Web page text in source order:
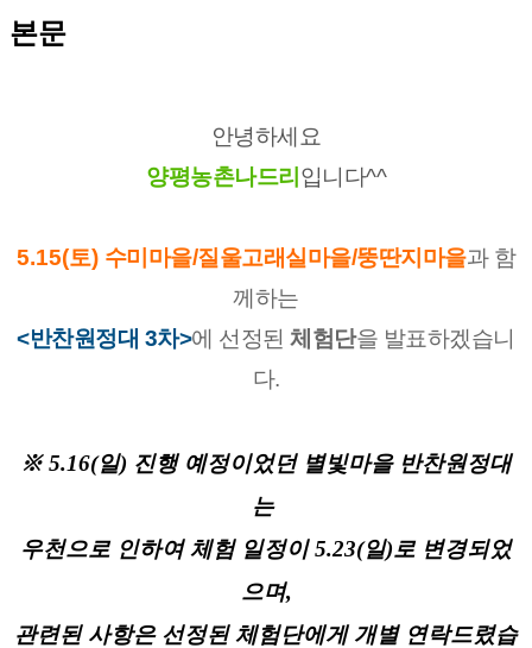
본문
안녕하세요
양평농촌나드리 입니다^^
5.15(토) 수미마을/질울고래실마을/뚱딴지마을과 함
께하는
<반찬원정대 3차>에 선정된 체험단을 발표하겠습니
다.
※ 5.16(일) 진행 예정이었던 별빛마을 반찬원정대
는
우천으로 인하여 체험 일정이 5.23(일)로 변경되었
으며,
관련된 사항은 선정된 체험단에게 개별 연락드렸습